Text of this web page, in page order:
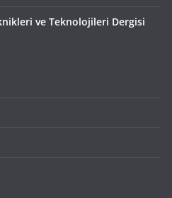
ve Teknolojileri Dergisi